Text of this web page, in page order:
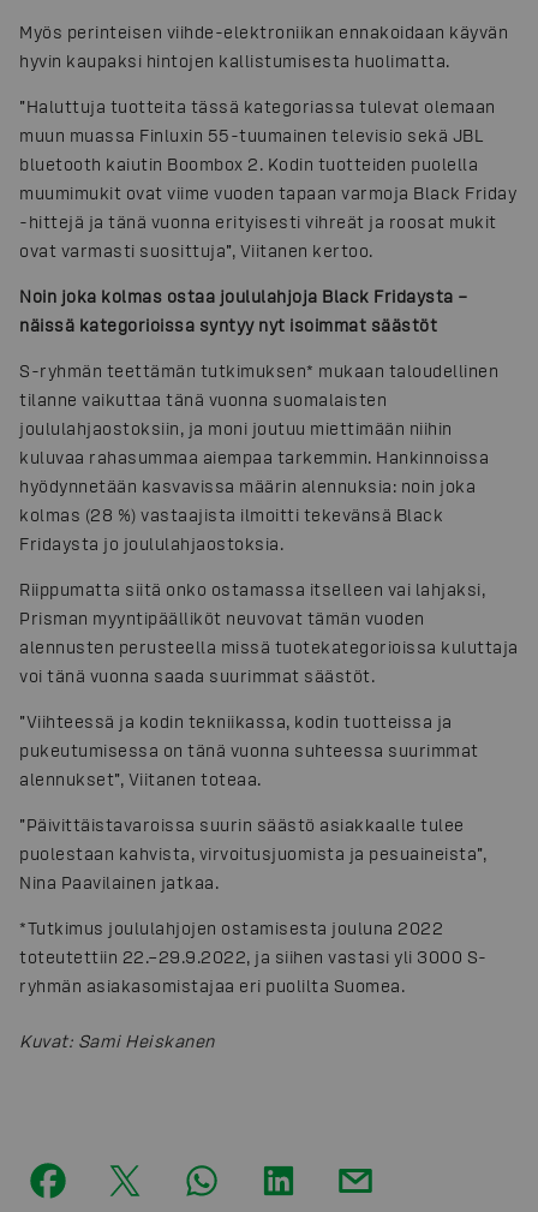
Myös perinteisen viihde-elektroniikan ennakoidaan käyvän
hyvin kaupaksi hintojen kallistumisesta huolimatta.
”Haluttuja tuotteita tässä kategoriassa tulevat olemaan
muun muassa Finluxin 55-tuumainen televisio sekä JBL
bluetooth kaiutin Boombox 2. Kodin tuotteiden puolella
muumimukit ovat viime vuoden tapaan varmoja Black Friday
-hittejä ja tänä vuonna erityisesti vihreät ja roosat mukit
ovat varmasti suosittuja”, Viitanen kertoo.
Noin joka kolmas ostaa joululahjoja Black Fridaysta –
näissä kategorioissa syntyy nyt isoimmat säästöt
S-ryhmän teettämän tutkimuksen* mukaan taloudellinen
tilanne vaikuttaa tänä vuonna suomalaisten
joululahjaostoksiin, ja moni joutuu miettimään niihin
kuluvaa rahasummaa aiempaa tarkemmin. Hankinnoissa
hyödynnetään kasvavissa määrin alennuksia: noin joka
kolmas (28 %) vastaajista ilmoitti tekevänsä Black
Fridaysta jo joululahjaostoksia.
Riippumatta siitä onko ostamassa itselleen vai lahjaksi,
Prisman myyntipäälliköt neuvovat tämän vuoden
alennusten perusteella missä tuotekategorioissa kuluttaja
voi tänä vuonna saada suurimmat säästöt.
”Viihteessä ja kodin tekniikassa, kodin tuotteissa ja
pukeutumisessa on tänä vuonna suhteessa suurimmat
alennukset”, Viitanen toteaa.
”Päivittäistavaroissa suurin säästö asiakkaalle tulee
puolestaan kahvista, virvoitusjuomista ja pesuaineista”,
Nina Paavilainen jatkaa.
*Tutkimus joululahjojen ostamisesta jouluna 2022
toteutettiin 22.–29.9.2022, ja siihen vastasi yli 3000 S-
ryhmän asiakasomistajaa eri puolilta Suomea.
Kuvat: Sami Heiskanen